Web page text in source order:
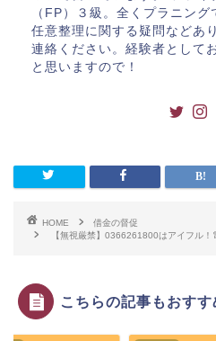
（FP）３級。全くプラニン
任意整理に関する疑問などあ
連絡ください。経験者として
と思いますので！
HOME
借金の督促
【無視厳禁】0366261800はアイフル！
こちらの記事もおすす